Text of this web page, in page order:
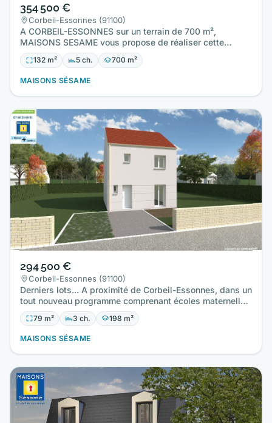
354 500 €
Corbeil-Essonnes (91100)
A CORBEIL-ESSONNES sur un terrain de 700 m²,
MAISONS SESAME vous propose de réaliser cette
maison neuve d'une surface…
132 m² 5 ch. 700 m²
MAISONS SÉSAME
294 500 €
Corbeil-Essonnes (91100)
Derniers lots... A proximité de Corbeil-Essonnes, dans un
tout nouveau programme comprenant écoles maternelle
et…
79 m² 3 ch. 198 m²
MAISONS SÉSAME